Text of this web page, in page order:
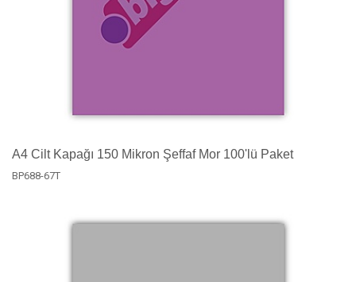
A4 Cilt Kapağı 150 Mikron Şeffaf Mor 100'lü Paket
BP688-67T